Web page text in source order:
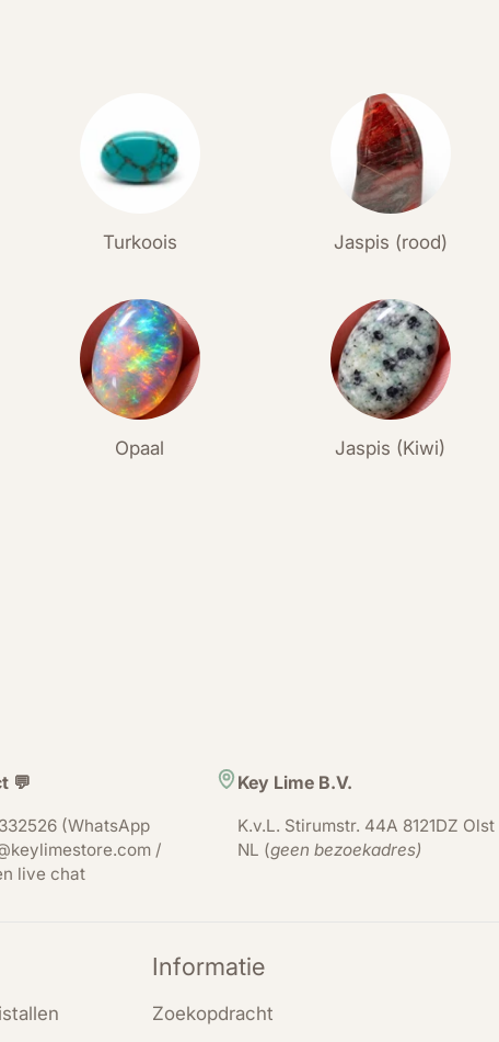
Turkoois Jaspis (rood)
Opaal Jaspis (Kiwi)
💬
(WhatsApp
/
live chat
Key Lime B.V.
K.v.L. Stirumstr. 44A 8121DZ Olst
NL (geen bezoekadres)
Informatie
Zoekopdracht